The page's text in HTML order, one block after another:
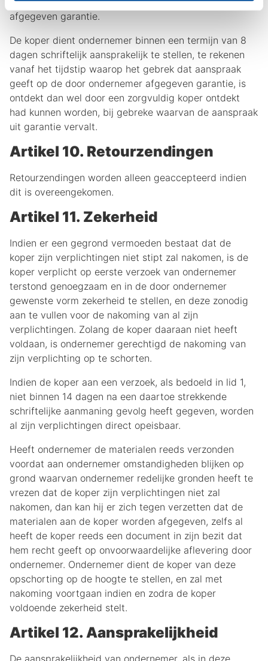
afgegeven garantie.
De koper dient ondernemer binnen een termijn van 8
dagen schriftelijk aansprakelijk te stellen, te rekenen
vanaf het tijdstip waarop het gebrek dat aanspraak
geeft op de door ondernemer afgegeven garantie, is
ontdekt dan wel door een zorgvuldig koper ontdekt
had kunnen worden, bij gebreke waarvan de aanspraak
uit garantie vervalt.
Artikel 10. Retourzendingen
Retourzendingen worden alleen geaccepteerd indien
dit is overeengekomen.
Artikel 11. Zekerheid
Indien er een gegrond vermoeden bestaat dat de
koper zijn verplichtingen niet stipt zal nakomen, is de
koper verplicht op eerste verzoek van ondernemer
terstond genoegzaam en in de door ondernemer
gewenste vorm zekerheid te stellen, en deze zonodig
aan te vullen voor de nakoming van al zijn
verplichtingen. Zolang de koper daaraan niet heeft
voldaan, is ondernemer gerechtigd de nakoming van
zijn verplichting op te schorten.
Indien de koper aan een verzoek, als bedoeld in lid 1,
niet binnen 14 dagen na een daartoe strekkende
schriftelijke aanmaning gevolg heeft gegeven, worden
al zijn verplichtingen direct opeisbaar.
Heeft ondernemer de materialen reeds verzonden
voordat aan ondernemer omstandigheden blijken op
grond waarvan ondernemer redelijke gronden heeft te
vrezen dat de koper zijn verplichtingen niet zal
nakomen, dan kan hij er zich tegen verzetten dat de
materialen aan de koper worden afgegeven, zelfs al
heeft de koper reeds een document in zijn bezit dat
hem recht geeft op onvoorwaardelijke aflevering door
ondernemer. Ondernemer dient de koper van deze
opschorting op de hoogte te stellen, en zal met
nakoming voortgaan indien en zodra de koper
voldoende zekerheid stelt.
Artikel 12. Aansprakelijkheid
De aansprakelijkheid van ondernemer, als in deze